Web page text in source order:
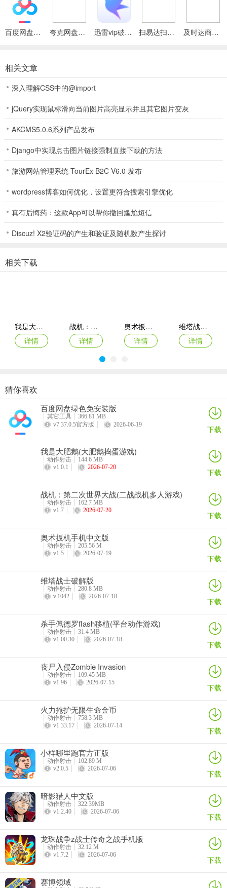
5、游戏中的规则非常简单，玩家自己摸索的玩两局就会了哦，简单又
好玩；
不可思议棋牌玩法
配合队友
作为农民，要时刻记得你还有一位队友。实际操作时，最重要的是学
随牌，但前提是你很有把握赢。毕竟你们是两个农民耗一个地主，想
在你拿到牌后，要先理顺手牌，想好可能走牌的路线。这也是为什么
为“守门员”(地主上家)时。
投石问路
比如你手上是单王+22AAKQQJJJ，那就可以用QQ去探对方是否有
KKK：如果对方没有用KK压你的QQ，那么最好还是把JJJ留到最后出
吧。
不可思议棋牌点评
1、真正不搞套路不坑人的优质棋牌软件，让玩家可以随时上手畅玩，
2、每天更新上线抽奖活动，100%中奖率设置，让你轻松获取开局豪
4、正宗十三水，游戏玩家众多随时做到秒开局
5、不可思议棋牌真人与真人之间的对战，会让你体验到很多乐趣。
百度网盘绿色免安装Pc电脑版 夸克网盘官方正式版 迅雷vip破解版永久会员2024版 扫易达扫描仪最新安卓版 及时达商家(同城配送App)
相关文章
深入理解CSS中的@import
jQuery实现鼠标滑向当前图片高亮显示并且其它图片变灰
AKCMS5.0.6系列产品发布
Django中实现点击图片链接强制直接下载的方法
旅游网站管理系统 TourEx B2C V6.0 发布
wordpress博客如何优化，设置更符合搜索引擎优化
真有后悔药：这款App可以帮你撤回尴尬短信
Discuz! X2验证码的产生和验证及随机数产生探讨
相关下载
我是大肥鹅(大肥鹅捣蛋游戏)
详情
战机：第二次世界大战(二战战机多人游戏)
详情
奥术扳机手机中文版
详情
维塔战士破解版
详情
杀手佩德罗flash移植(平台动作游戏)
详情
丧尸入侵Zombie Invasion
详情
火力掩护无限生命金币
射击者联盟
猜你喜欢
百度网盘绿色免安装版
其它工具
366.81 MB
v7.37.0.5官方版
2026-06-19 下载
我是大肥鹅(大肥鹅捣蛋游戏)
动作射击
144.6 MB
v1.0.1
2026-07-20 下载
战机：第二次世界大战(二战战机多人游戏)
动作射击
162.7 MB
v1.7
2026-07-20 下载
奥术扳机手机中文版
动作射击
205.56 M
v1.5
2026-07-19 下载
维塔战士破解版
动作射击
280.8 MB
v.1042
2026-07-18 下载
杀手佩德罗flash移植(平台动作游戏)
动作射击
31.4 MB
v1.00.30
2026-07-18 下载
丧尸入侵Zombie Invasion
动作射击
109.45 MB
v1.96
2026-07-15 下载
火力掩护无限生命金币
动作射击
758.3 MB
v1.33.17
2026-07-14 下载
小样哪里跑官方正版
动作射击
102.89 M
v2.0.5
2026-07-06 下载
暗影猎人中文版
动作射击
322.39MB
v1.2.40
2026-07-06 下载
龙珠战争z战士传奇之战手机版
动作射击
32.12 M
v1.7.2
2026-07-06 下载
赛博领域